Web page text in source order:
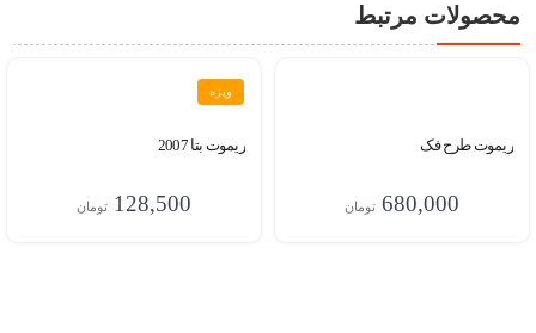
محصولات مرتبط
ریموت طرح فک
680,000 تومان
ویژه
ریموت بتا 2007
128,500 تومان